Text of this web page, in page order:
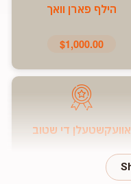
הילף פארן וואך
$1,000.00
אוועקשטעלן די שטוב